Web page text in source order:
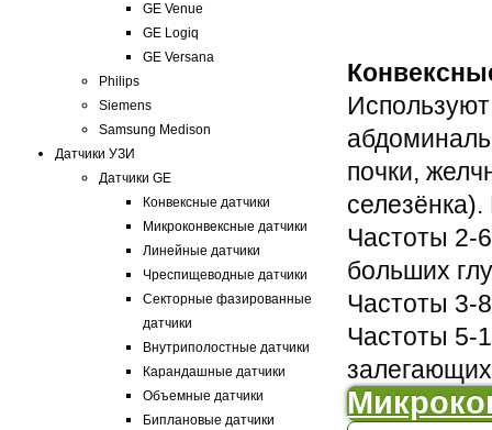
GE Venue
GE Logiq
GE Versana
Philips
Siemens
Samsung Medison
Датчики УЗИ
Датчики GE
Конвексные датчики
Микроконвексные датчики
Линейные датчики
Чреспищеводные датчики
Секторные фазированные
датчики
Внутриполостные датчики
Карандашные датчики
Объемные датчики
Биплановые датчики
почки,
Частоты 2-
больших
Частоты 3-
Частоты 5-